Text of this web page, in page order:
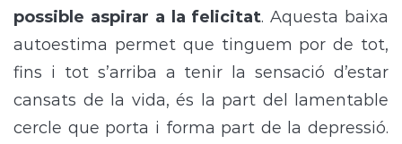
possible aspirar a la felicitat. Aquesta baixa
autoestima permet que tinguem por de tot,
fins i tot s’arriba a tenir la sensació d’estar
cansats de la vida, és la part del lamentable
cercle que porta i forma part de la depressió.